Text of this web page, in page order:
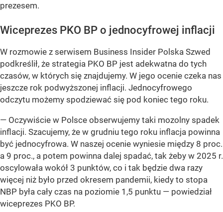
prezesem.
Wiceprezes PKO BP o jednocyfrowej inflacji
W rozmowie z serwisem Business Insider Polska Szwed
podkreślił, że strategia PKO BP jest adekwatna do tych
czasów, w których się znajdujemy. W jego ocenie czeka nas
jeszcze rok podwyższonej inflacji. Jednocyfrowego
odczytu możemy spodziewać się pod koniec tego roku.
— Oczywiście w Polsce obserwujemy taki mozolny spadek
inflacji. Szacujemy, że w grudniu tego roku inflacja powinna
być jednocyfrowa. W naszej ocenie wyniesie między 8 proc.
a 9 proc., a potem powinna dalej spadać, tak żeby w 2025 r.
oscylowała wokół 3 punktów, co i tak będzie dwa razy
więcej niż było przed okresem pandemii, kiedy to stopa
NBP była cały czas na poziomie 1,5 punktu — powiedział
wiceprezes PKO BP.